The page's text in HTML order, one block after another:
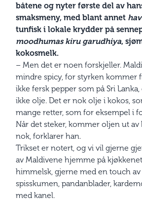
båtene og nyter første del av
smaksmeny, med blant annet
tunfisk i lokale krydder på
moodhumas kiru garudhiya,
kokosmelk.
– Men det er noen forskjeller.
mindre spicy, for styrken kommer
ikke fersk pepper som på Sri
ikke olje. Det er nok olje i kokos,
mange retter, som for eksempel i
Når det steker, kommer oljen ut av
nok, forklarer han.
Trikset er notert, og vi vil gjerne
av Maldivene hjemme på
himmelsk, gjerne med en touch
spisskumen, pandanblader,
med kanel.